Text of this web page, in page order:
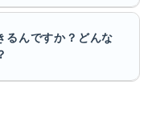
んですか？どんな